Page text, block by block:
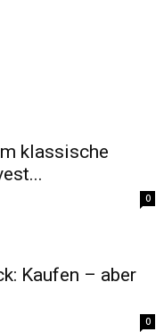
klassische
0
Kaufen – aber
0